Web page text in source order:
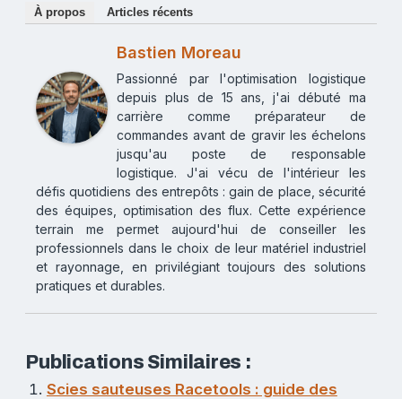
À propos Articles récents
Bastien Moreau
Passionné par l'optimisation logistique
depuis plus de 15 ans, j'ai débuté ma
carrière comme préparateur de
commandes avant de gravir les échelons
jusqu'au poste de responsable
logistique. J'ai vécu de l'intérieur les
défis quotidiens des entrepôts : gain de place, sécurité
des équipes, optimisation des flux. Cette expérience
terrain me permet aujourd'hui de conseiller les
professionnels dans le choix de leur matériel industriel
et rayonnage, en privilégiant toujours des solutions
pratiques et durables.
Publications Similaires :
Scies sauteuses Racetools : guide des